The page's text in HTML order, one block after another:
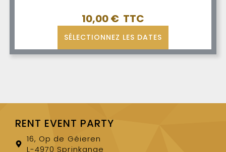
10,00€
SÉLECTIONNEZ LES DATES
RENT EVENT PARTY
16, Op de Géieren
L-4970 Sprinkange